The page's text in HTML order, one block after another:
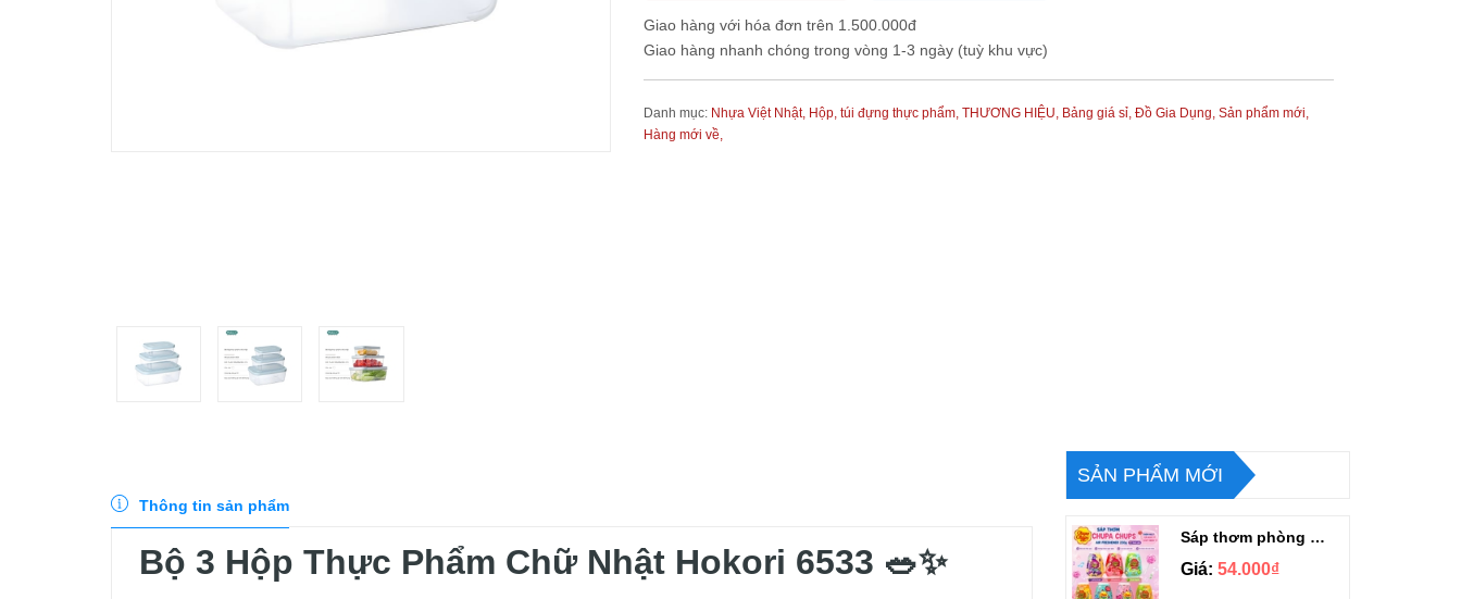
Giao hàng với hóa đơn trên 1.500.000đ
Giao hàng nhanh chóng trong vòng 1-3 ngày (tuỳ khu vực)
Danh mục: Nhựa Việt Nhật, Hộp, túi đựng thực phẩm, THƯƠNG HIỆU, Bảng giá sỉ, Đồ Gia Dụng, Sản phẩm mới,
Hàng mới về,
Thông tin sản phẩm
Bộ 3 Hộp Thực Phẩm Chữ Nhật Hokori 6533 🥗✨
SẢN PHẨM MỚI
Sáp thơm phòng Chupa Chups Thái Lan 230g
Giá: 54.000₫